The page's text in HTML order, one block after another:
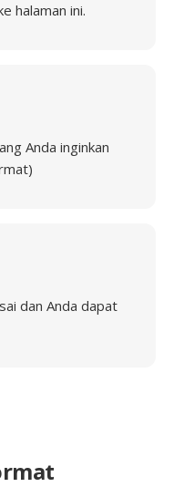
halaman ini.
Anda inginkan
dan Anda dapat